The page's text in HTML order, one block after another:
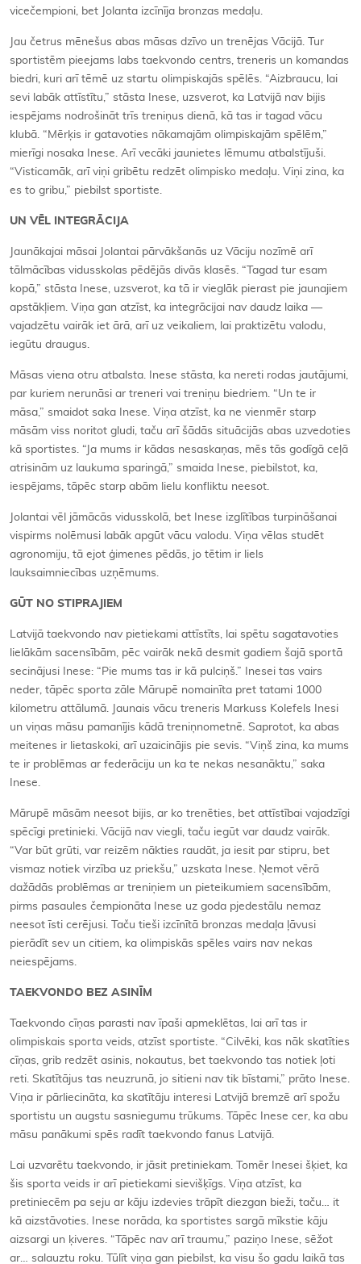
vicečempioni, bet Jolanta izcīnīja bronzas medaļu.
Jau četrus mēnešus abas māsas dzīvo un trenējas Vācijā. Tur
sportistēm pieejams labs taekvondo centrs, treneris un komandas
biedri, kuri arī tēmē uz startu olimpiskajās spēlēs. “Aizbraucu, lai
sevi labāk attīstītu,” stāsta Inese, uzsverot, ka Latvijā nav bijis
iespējams nodrošināt trīs treniņus dienā, kā tas ir tagad vācu
klubā. “Mērķis ir gatavoties nākamajām olimpiskajām spēlēm,”
mierīgi nosaka Inese. Arī vecāki jaunietes lēmumu atbalstījuši.
“Visticamāk, arī viņi gribētu redzēt olimpisko medaļu. Viņi zina, ka
es to gribu,” piebilst sportiste.
UN VĒL INTEGRĀCIJA
Jaunākajai māsai Jolantai pārvākšanās uz Vāciju nozīmē arī
tālmācības vidusskolas pēdējās divās klasēs. “Tagad tur esam
kopā,” stāsta Inese, uzsverot, ka tā ir vieglāk pierast pie jaunajiem
apstākļiem. Viņa gan atzīst, ka integrācijai nav daudz laika —
vajadzētu vairāk iet ārā, arī uz veikaliem, lai praktizētu valodu,
iegūtu draugus.
Māsas viena otru atbalsta. Inese stāsta, ka nereti rodas jautājumi,
par kuriem nerunāsi ar treneri vai treniņu biedriem. “Un te ir
māsa,” smaidot saka Inese. Viņa atzīst, ka ne vienmēr starp
māsām viss noritot gludi, taču arī šādās situācijās abas uzvedoties
kā sportistes. “Ja mums ir kādas nesaskaņas, mēs tās godīgā ceļā
atrisinām uz laukuma sparingā,” smaida Inese, piebilstot, ka,
iespējams, tāpēc starp abām lielu konfliktu neesot.
Jolantai vēl jāmācās vidusskolā, bet Inese izglītības turpināšanai
vispirms nolēmusi labāk apgūt vācu valodu. Viņa vēlas studēt
agronomiju, tā ejot ģimenes pēdās, jo tētim ir liels
lauksaimniecības uzņēmums.
GŪT NO STIPRAJIEM
Latvijā taekvondo nav pietiekami attīstīts, lai spētu sagatavoties
lielākām sacensībām, pēc vairāk nekā desmit gadiem šajā sportā
secinājusi Inese: “Pie mums tas ir kā pulciņš.” Inesei tas vairs
neder, tāpēc sporta zāle Mārupē nomainīta pret tatami 1000
kilometru attālumā. Jaunais vācu treneris Markuss Kolefels Inesi
un viņas māsu pamanījis kādā treniņnometnē. Saprotot, ka abas
meitenes ir lietaskoki, arī uzaicinājis pie sevis. “Viņš zina, ka mums
te ir problēmas ar federāciju un ka te nekas nesanāktu,” saka
Inese.
Mārupē māsām neesot bijis, ar ko trenēties, bet attīstībai vajadzīgi
spēcīgi pretinieki. Vācijā nav viegli, taču iegūt var daudz vairāk.
“Var būt grūti, var reizēm nākties raudāt, ja iesit par stipru, bet
vismaz notiek virzība uz priekšu,” uzskata Inese. Ņemot vērā
dažādās problēmas ar treniņiem un pieteikumiem sacensībām,
pirms pasaules čempionāta Inese uz goda pjedestālu nemaz
neesot īsti cerējusi. Taču tieši izcīnītā bronzas medaļa ļāvusi
pierādīt sev un citiem, ka olimpiskās spēles vairs nav nekas
neiespējams.
TAEKVONDO BEZ ASINĪM
Taekvondo cīņas parasti nav īpaši apmeklētas, lai arī tas ir
olimpiskais sporta veids, atzīst sportiste. “Cilvēki, kas nāk skatīties
cīņas, grib redzēt asinis, nokautus, bet taekvondo tas notiek ļoti
reti. Skatītājus tas neuzrunā, jo sitieni nav tik bīstami,” prāto Inese.
Viņa ir pārliecināta, ka skatītāju interesi Latvijā bremzē arī spožu
sportistu un augstu sasniegumu trūkums. Tāpēc Inese cer, ka abu
māsu panākumi spēs radīt taekvondo fanus Latvijā.
Lai uzvarētu taekvondo, ir jāsit pretiniekam. Tomēr Inesei šķiet, ka
šis sporta veids ir arī pietiekami sievišķīgs. Viņa atzīst, ka
pretiniecēm pa seju ar kāju izdevies trāpīt diezgan bieži, taču… it
kā aizstāvoties. Inese norāda, ka sportistes sargā mīkstie kāju
aizsargi un ķiveres. “Tāpēc nav arī traumu,” paziņo Inese, sēžot
ar… salauztu roku. Tūlīt viņa gan piebilst, ka visu šo gadu laikā tas